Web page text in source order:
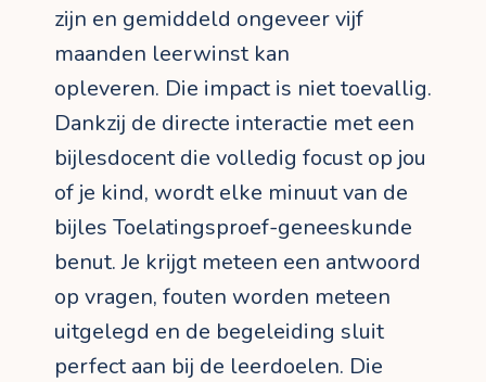
zijn en gemiddeld ongeveer vijf
maanden leerwinst kan
opleveren. Die impact is niet toevallig.
Dankzij de directe interactie met een
bijlesdocent die volledig focust op jou
of je kind, wordt elke minuut van de
bijles Toelatingsproef-geneeskunde
benut. Je krijgt meteen een antwoord
op vragen, fouten worden meteen
uitgelegd en de begeleiding sluit
perfect aan bij de leerdoelen. Die